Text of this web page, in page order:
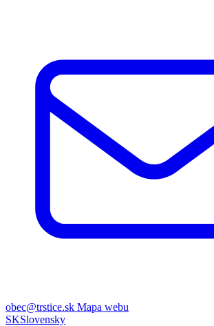
obec@trstice.sk Mapa webu
SKSlovensky